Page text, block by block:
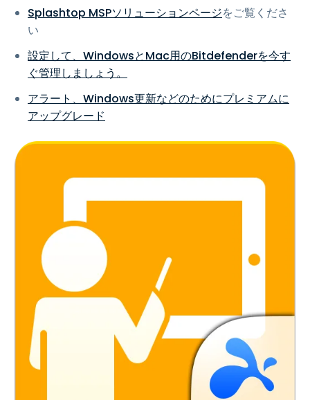
Splashtop MSPソリューションページをご覧くださ
い
設定して、WindowsとMac用のBitdefenderを今す
ぐ管理しましょう。
アラート、Windows更新などのためにプレミアムに
アップグレード